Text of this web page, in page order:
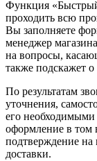
Функция «Быстрый
проходить всю
Вы заполняете
менеджер
на вопросы,
также подскажет
По результатам
уточнения,
его необходимыми
оформление в том
подтверждение
доставки.